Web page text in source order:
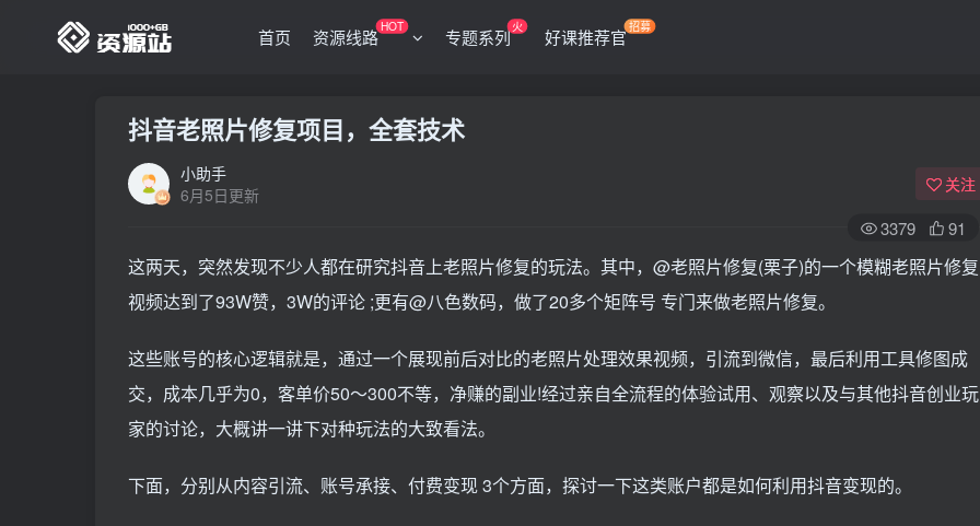
首页 资源线路HOT 专题系列火 好课推荐官招募
抖音老照片修复项目，全套技术
小助手
6月5日更新
关注
3379 91
这两天，突然发现不少人都在研究抖音上老照片修复的玩法。其中，@老照片修复(栗子)的一个模糊老照片修复
视频达到了93W赞，3W的评论 ;更有@八色数码，做了20多个矩阵号 专门来做老照片修复。
这些账号的核心逻辑就是，通过一个展现前后对比的老照片处理效果视频，引流到微信，最后利用工具修图成
交，成本几乎为0，客单价50～300不等，净赚的副业!经过亲自全流程的体验试用、观察以及与其他抖音创业玩
家的讨论，大概讲一讲下对种玩法的大致看法。
下面，分别从内容引流、账号承接、付费变现 3个方面，探讨一下这类账户都是如何利用抖音变现的。